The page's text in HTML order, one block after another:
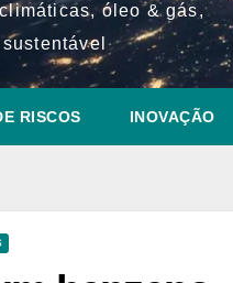
óleo & gás,
RISCOS INOVAÇÃO